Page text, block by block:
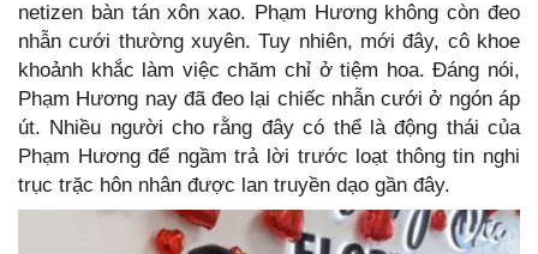
netizen bàn tán xôn xao. Phạm Hương không còn đeo
nhẫn cưới thường xuyên. Tuy nhiên, mới đây, cô khoe
khoảnh khắc làm việc chăm chỉ ở tiệm hoa. Đáng nói,
Phạm Hương nay đã đeo lại chiếc nhẫn cưới ở ngón áp
út. Nhiều người cho rằng đây có thể là động thái của
Phạm Hương để ngầm trả lời trước loạt thông tin nghi
trục trặc hôn nhân được lan truyền dạo gần đây.